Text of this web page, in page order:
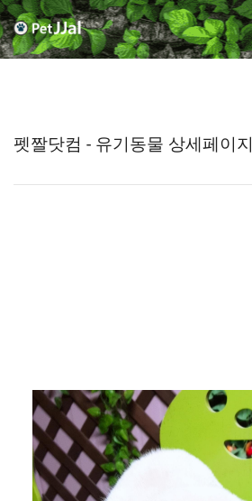
펫짤닷컴 - 유기동물 상세페이지